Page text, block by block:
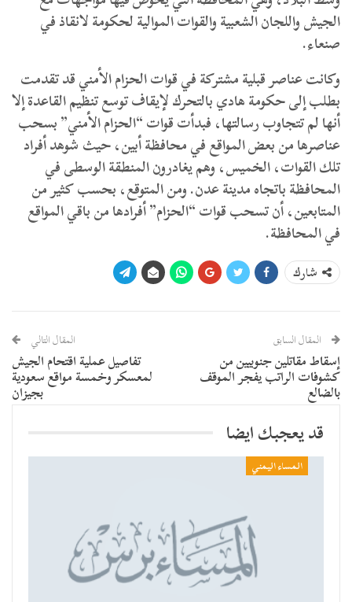
الجيش واللجان الشعبية والقوات الموالية لحكومة لانقاذ في
صنعاء.
وكانت عناصر قبلية مشتركة في قوات الحزام الأمني قد تقدمت
بطلب إلى حكومة هادي بالتحرك لإيقاف توسع تنظيم القاعدة إلا
أنها لم تتجاوب رسالتها، فبدأت قوات “الحزام الأمني” بسحب
عناصرها من بعض المواقع في محافظة أبين، حيث شوهد أفراد
تلك القوات، الخميس، وهم يغادرون المنطقة الوسطى في
المحافظة باتجاه مدينة عدن. ومن المتوقع، بحسب كثير من
المتابعين، أن تسحب قوات “الحزام” أفرادها من باقي المواقع
في المحافظة.
شارك
المقال السابق
إسقاط مقاتلين جنوبيين من
كشوفات الراتب يفجر الموقف
بالضالع
المقال التالي
تفاصيل عملية اقتحام الجيش
لمعسكر وخمسة مواقع سعودية
بجيزان
قد يعجبك ايضا
المساء اليمني